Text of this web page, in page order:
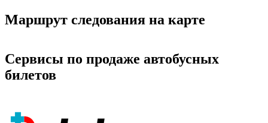
Маршрут следования на карте
Сервисы по продаже автобусных
билетов